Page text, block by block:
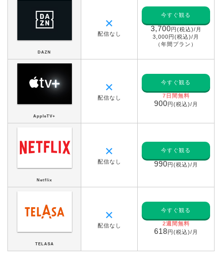
DAZN
✕
配信なし
今すぐ観る
3,700円(税込)/月
3,000円(税込)/月
（年間プラン）
AppleTV+
✕
配信なし
今すぐ観る
7日間無料
900円(税込)/月
Netflix
✕
配信なし
今すぐ観る
990円(税込)/月
TELASA
✕
配信なし
今すぐ観る
2週間無料
618円(税込)/月